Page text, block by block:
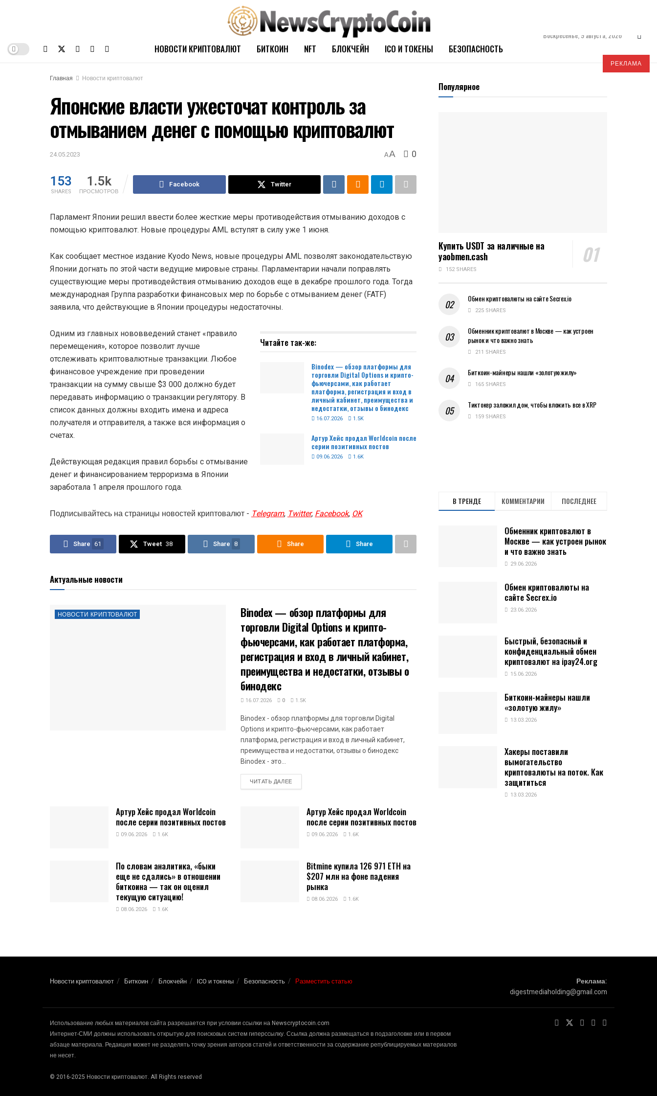
НОВОСТИ КРИПТОВАЛЮТ БИТКОИН NFT БЛОКЧЕЙН ICO И ТОКЕНЫ БЕЗОПАСНОСТЬ
Воскресенье, 9 августа, 2026
РЕКЛАМА
Главная
Новости криптовалют
Японские власти ужесточат контроль за
отмыванием денег с помощью криптовалют
24.05.2023 AA 0
153
SHARES
1.5k
ПРОСМОТРОВ
Facebook Twitter
Парламент Японии решил ввести более жесткие меры противодействия отмыванию доходов с
помощью криптовалют. Новые процедуры AML вступят в силу уже 1 июня.
Как сообщает местное издание Kyodo News, новые процедуры AML позволят законодательствую
Японии догнать по этой части ведущие мировые страны. Парламентарии начали поправлять
существующие меры противодействия отмыванию доходов еще в декабре прошлого года. Тогда
международная Группа разработки финансовых мер по борьбе с отмыванием денег (FATF)
заявила, что действующие в Японии процедуры недостаточны.
Читайте так-же:
Binodex — обзор платформы для
торговли Digital Options и крипто-
фьючерсами, как работает
платформа, регистрация и вход в
личный кабинет, преимущества и
недостатки, отзывы о бинодекс
16.07.2026 1.5K
Артур Хейс продал Worldcoin после
серии позитивных постов
09.06.2026 1.6K
Одним из главных нововведений станет «правило
перемещения», которое позволит лучше
отслеживать криптовалютные транзакции. Любое
финансовое учреждение при проведении
транзакции на сумму свыше $3 000 должно будет
передавать информацию о транзакции регулятору. В
список данных должны входить имена и адреса
получателя и отправителя, а также вся информация о
счетах.
Действующая редакция правил борьбы с отмывание
денег и финансированием терроризма в Японии
заработала 1 апреля прошлого года.
Подписывайтесь на страницы новостей криптовалют - Telegram, Twitter, Facebook, OK
Share 61 Tweet 38 Share 8 Share Share
Актуальные новости
НОВОСТИ КРИПТОВАЛЮТ
Binodex — обзор платформы для
торговли Digital Options и крипто-
фьючерсами, как работает платформа,
регистрация и вход в личный кабинет,
преимущества и недостатки, отзывы о
бинодекс
16.07.2026 0 1.5K
Binodex - обзор платформы для торговли Digital
Options и крипто-фьючерсами, как работает
платформа, регистрация и вход в личный кабинет,
преимущества и недостатки, отзывы о бинодекс
Binodex - это...
ЧИТАТЬ ДАЛЕЕDETAILS
Артур Хейс продал Worldcoin
после серии позитивных постов
09.06.2026 1.6K
Артур Хейс продал Worldcoin
после серии позитивных постов
09.06.2026 1.6K
По словам аналитика, «быки
еще не сдались» в отношении
биткоина — так он оценил
текущую ситуацию!
08.06.2026 1.6K
Bitmine купила 126 971 ETH на
$207 млн на фоне падения
рынка
08.06.2026 1.6K
Популярное
Купить USDT за наличные на
yaobmen.cash
152 SHARES
Обмен криптовалюты на сайте Secrex.io
225 SHARES
Обменник криптовалют в Москве — как устроен
рынок и что важно знать
211 SHARES
Биткоин-майнеры нашли «золотую жилу»
165 SHARES
Тиктокер заложил дом, чтобы вложить все в XRP
159 SHARES
В ТРЕНДЕ КОММЕНТАРИИ ПОСЛЕДНЕЕ
Обменник криптовалют в
Москве — как устроен рынок
и что важно знать
29.06.2026
Обмен криптовалюты на
сайте Secrex.io
23.06.2026
Быстрый, безопасный и
конфиденциальный обмен
криптовалют на ipay24.org
15.06.2026
Биткоин-майнеры нашли
«золотую жилу»
13.03.2026
Хакеры поставили
вымогательство
криптовалюты на поток. Как
защититься
13.03.2026
Новости криптовалют Биткоин Блокчейн ICO и токены Безопасность Разместить статью
Реклама:
digestmediaholding@gmail.com
Использование любых материалов сайта разрешается при условии ссылки на Newscryptocoin.com
Интернет-СМИ должны использовать открытую для поисковых систем гиперссылку. Ссылка должна размещаться в подзаголовке или в первом
абзаце материала. Редакция может не разделять точку зрения авторов статей и ответственности за содержание републицируемых материалов
не несет.
© 2016-2025 Новости криптовалют. All Rights reserved